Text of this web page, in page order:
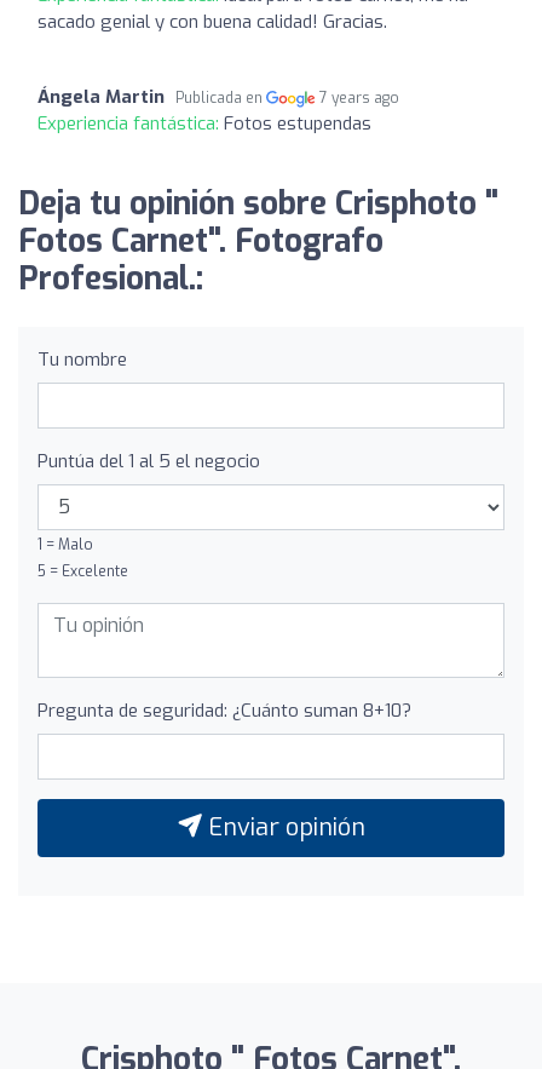
sacado genial y con buena calidad! Gracias.
Ángela Martin Publicada en 7 years ago
Experiencia fantástica: Fotos estupendas
Deja tu opinión sobre Crisphoto "
Fotos Carnet". Fotografo
Profesional.:
Tu nombre
Puntúa del 1 al 5 el negocio
1 = Malo
5 = Excelente
Pregunta de seguridad: ¿Cuánto suman 8+10?
Enviar opinión
Crisphoto " Fotos Carnet".